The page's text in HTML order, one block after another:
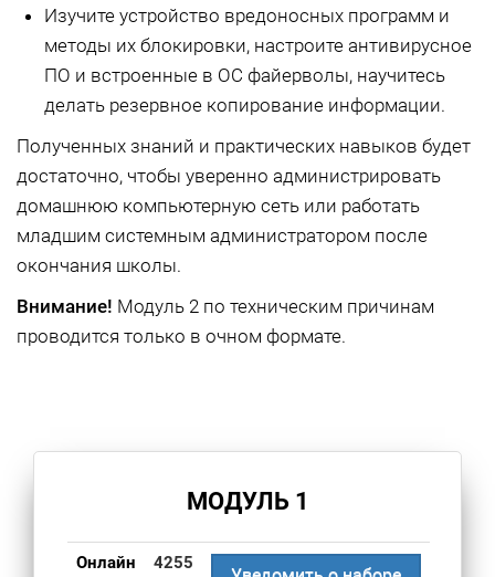
Изучите устройство вредоносных программ и
методы их блокировки, настроите антивирусное
ПО и встроенные в ОС файерволы, научитесь
делать резервное копирование информации.
Полученных знаний и практических навыков будет
достаточно, чтобы уверенно администрировать
домашнюю компьютерную сеть или работать
младшим системным администратором после
окончания школы.
Внимание! Модуль 2 по техническим причинам
проводится только в очном формате.
МОДУЛЬ 1
Онлайн
4255